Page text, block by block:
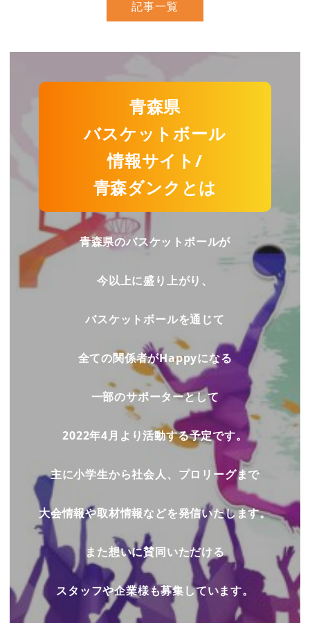
記事一覧
青森県
バスケットボール
情報サイト/
青森ダンクとは
青森県のバスケットボールが
今以上に盛り上がり、
バスケットボールを通じて
全ての関係者がHappyになる
一部のサポーターとして
2022年4月より活動する予定です。
主に小学生から社会人、プロリーグまで
大会情報や取材情報などを発信いたします。
また想いに賛同いただける
スタッフや企業様も募集しています。